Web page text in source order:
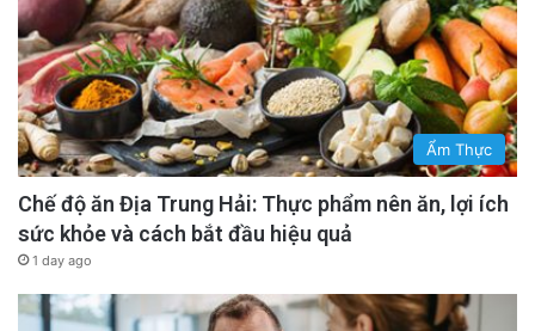
Ẩm Thực
Chế độ ăn Địa Trung Hải: Thực phẩm nên ăn, lợi ích
sức khỏe và cách bắt đầu hiệu quả
1 day ago